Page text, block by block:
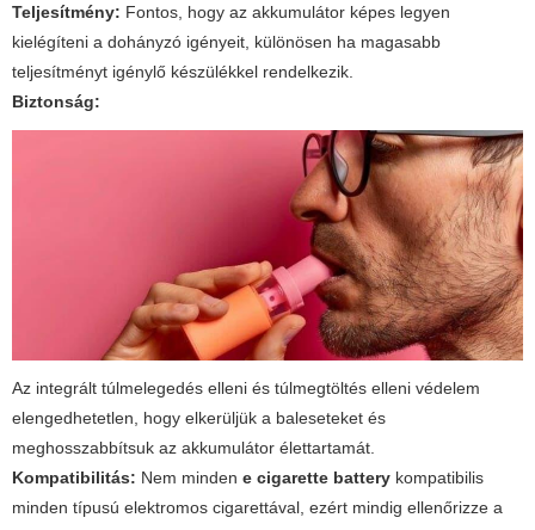
Teljesítmény: Fontos, hogy az akkumulátor képes legyen
kielégíteni a dohányzó igényeit, különösen ha magasabb
teljesítményt igénylő készülékkel rendelkezik.
Biztonság:
Az integrált túlmelegedés elleni és túlmegtöltés elleni védelem
elengedhetetlen, hogy elkerüljük a baleseteket és
meghosszabbítsuk az akkumulátor élettartamát.
Kompatibilitás: Nem minden e cigarette battery kompatibilis
minden típusú elektromos cigarettával, ezért mindig ellenőrizze a